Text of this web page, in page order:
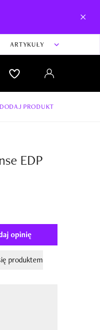
ARTYKUŁY
DODAJ PRODUKT
produktu
EDP
opinię
produktem